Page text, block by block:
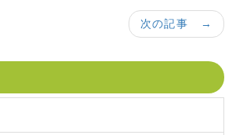
次の記事 →